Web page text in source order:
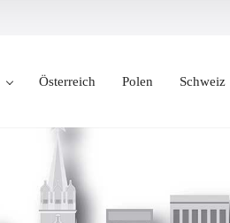
Österreich Polen Schweiz